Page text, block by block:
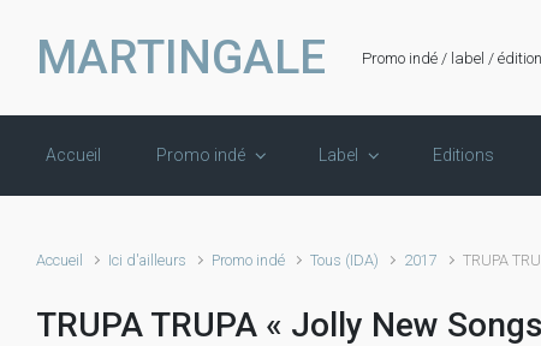
MARTINGALE Promo indé / label /
Accueil Promo indé Label Editions
Accueil Ici d'ailleurs Promo indé Tous (IDA) 2017 TRUPA
TRUPA TRUPA « Jolly New